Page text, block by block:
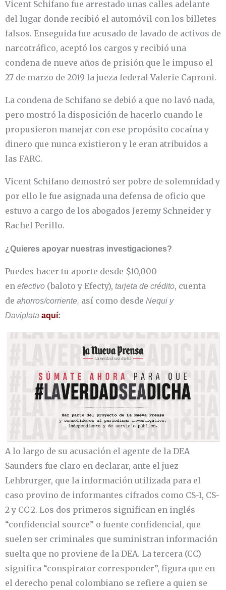
Vicent Schifano fue arrestado unas calles adelante
del lugar donde recibió el automóvil con los billetes
falsos. Enseguida fue acusado de lavado de activos de
narcotráfico, aceptó los cargos y recibió una
condena de nueve años de prisión que le impuso el
27 de marzo de 2019 la jueza federal Valerie Caproni.
La condena de Schifano se debió a que no lavó nada,
pero mostró la disposición de hacerlo cuando le
propusieron manejar con ese propósito cocaína y
dinero que nunca existieron y le eran atribuidos a
las FARC.
Vicent Schifano demostró ser pobre de solemnidad y
por ello le fue asignada una defensa de oficio que
estuvo a cargo de los abogados Jeremy Schneider y
Rachel Perillo.
¿Quieres apoyar nuestras investigaciones?
Puedes hacer tu aporte desde $10,000
en efectivo (baloto y Efecty), tarjeta de crédito, cuenta
de ahorros/corriente, así como desde Nequi y
Daviplata aquí:
A lo largo de su acusación el agente de la DEA
Saunders fue claro en declarar, ante el juez
Lehbrurger, que la información utilizada para el
caso provino de informantes cifrados como CS-1, CS-
2 y CC-2. Los dos primeros significan en inglés
“confidencial source” o fuente confidencial, que
suelen ser criminales que suministran información
suelta que no proviene de la DEA. La tercera (CC)
significa “conspirator corresponder”, figura que en
el derecho penal colombiano se refiere a quien se